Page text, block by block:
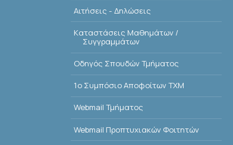
Αιτήσεις - Δηλώσεις
Kαταστάσεις Μαθημάτων /
Συγγραμμάτων
Οδηγός Σπουδών Τμήματος
1o Συμπόσιο Αποφοίτων ΤΧΜ
Webmail Τμήματος
Webmail Προπτυχιακών Φοιτητών